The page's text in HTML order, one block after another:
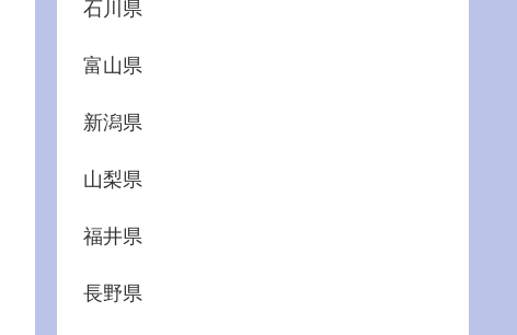
石川県
富山県
新潟県
山梨県
福井県
長野県